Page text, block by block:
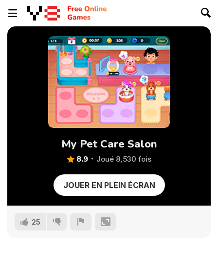
My Pet Care Salon
8.9 Joué 8,530 fois
JOUER EN PLEIN ÉCRAN
25